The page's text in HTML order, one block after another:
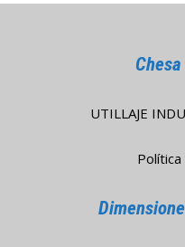
UTILLAJE